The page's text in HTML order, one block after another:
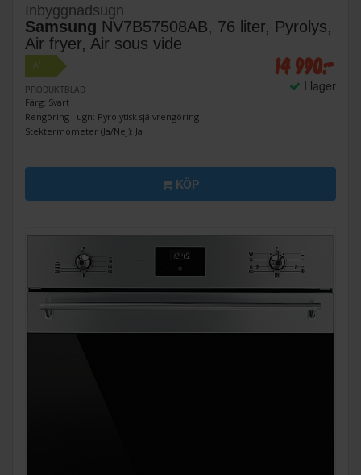
Inbyggnadsugn
Samsung NV7B57508AB, 76 liter, Pyrolys,
Air fryer, Air sous vide
A+
PRODUKTBLAD
Färg: Svart
Rengöring i ugn: Pyrolytisk självrengöring
Stektermometer (Ja/Nej): Ja
14 990:-
I lager
KÖP